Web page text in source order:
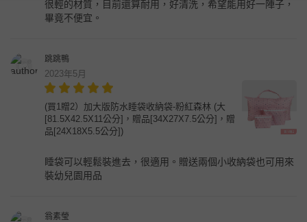
很輕的材質，目前還算耐用，好清洗，希望能用好一陣子，
畢竟不便宜。
跳跳鴨
2023年5月
(買1贈2）加大版防水睡袋收納袋-粉紅森林 (大
[81.5X42.5X11公分]，贈品[34X27X7.5公分]，贈
品[24X18X5.5公分])
睡袋可以輕鬆裝進去，很適用。贈送兩個小收納袋也可用來
裝幼兒園用品
翁素瑩